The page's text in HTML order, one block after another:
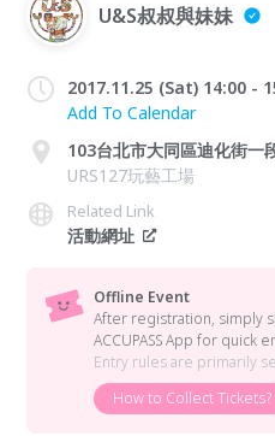
U&S叔叔與妹妹
2017.11.25 (Sat) 14:00 -
Add To Calendar
103台北市大同區迪化街一
URS127玩藝工場
Related Link
活動網址
Offline Event
After registration, simply
ACCUPASS App for quick
Entry rules are primarily
How to Collect Tickets?